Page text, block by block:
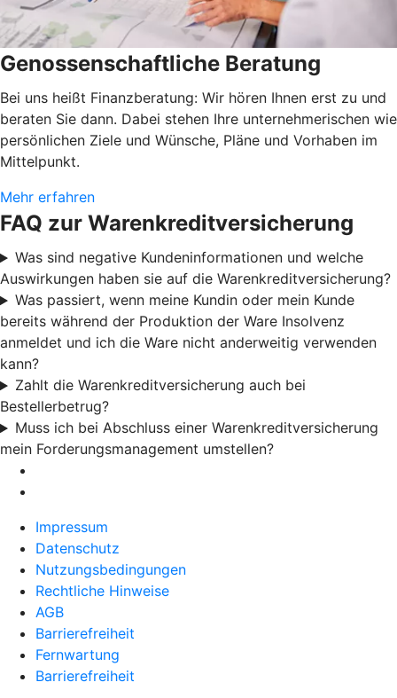
Genossenschaftliche Beratung
Bei uns heißt Finanzberatung: Wir hören Ihnen erst zu und
beraten Sie dann. Dabei stehen Ihre unternehmerischen wie
persönlichen Ziele und Wünsche, Pläne und Vorhaben im
Mittelpunkt.
Mehr erfahren
FAQ zur Warenkreditversicherung
Was sind negative Kundeninformationen und welche
Auswirkungen haben sie auf die Warenkreditversicherung?
Was passiert, wenn meine Kundin oder mein Kunde
bereits während der Produktion der Ware Insolvenz
anmeldet und ich die Ware nicht anderweitig verwenden
kann?
Zahlt die Warenkreditversicherung auch bei
Bestellerbetrug?
Muss ich bei Abschluss einer Warenkreditversicherung
mein Forderungsmanagement umstellen?
Impressum
Datenschutz
Nutzungsbedingungen
Rechtliche Hinweise
AGB
Barrierefreiheit
Fernwartung
Barrierefreiheit